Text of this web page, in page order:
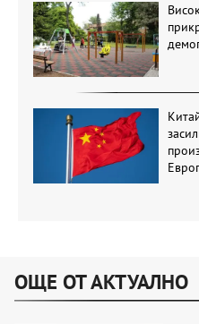
ОЩЕ ОТ АКТУАЛНО